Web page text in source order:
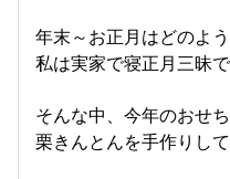
年末～お正月はどのよ
私は実家で寝正月三昧
そんな中、今年のおせ
栗きんとんを手作りし